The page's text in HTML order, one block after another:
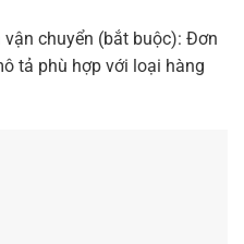
chuyển (bắt buộc): Đơn
tả phù hợp với loại hàng